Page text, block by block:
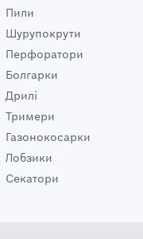
Пили
Шурупокрути
Перфоратори
Болгарки
Дрилі
Тримери
Газонокосарки
Лобзики
Секатори